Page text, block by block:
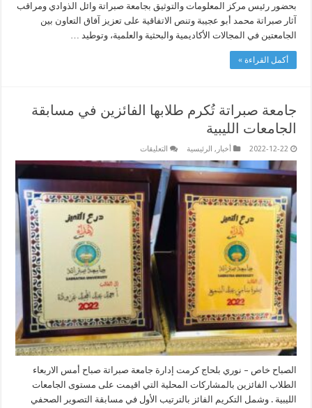
بحضور رئيس مركز المعلومات والتوثيق بجامعة صبراتة وائل الذوادي ومراقب
آثار صبراتة محمد أبو عجيبة وتنص الاتفاقية على تعزيز آفاق التعاون بين
الجامعتين في المجالات الأكاديمية والبحثية والعلمية، وتوطيد …
أكمل القراءة »
جامعة صبراتة تُكرم طلابها الفائزين في مسابقة
الجامعات الليبية
2022-12-22 أخبار , الرئيسية التعليقات
صبراتة
طلابها
الفائزين
في
مسابقة
الجامعات
الليبية
مغلقة
الصباح خاص – نوري بلحاج كرمت إدارة جامعة صبراتة صباح أمس الاربعاء
الطلاب الفائزين بالمشاركات المحلية التي اقيمت على مستوى الجامعات
الليبية . وشمل التكريم الفائز بالترتيب الأول في مسابقة التصوير الصحفي